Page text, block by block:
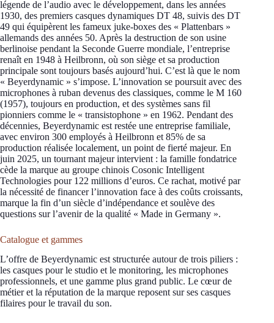
légende de l’audio avec le développement, dans les années
1930, des premiers casques dynamiques DT 48, suivis des DT
49 qui équipèrent les fameux juke-boxes des « Plattenbars »
allemands des années 50. Après la destruction de son usine
berlinoise pendant la Seconde Guerre mondiale, l’entreprise
renaît en 1948 à Heilbronn, où son siège et sa production
principale sont toujours basés aujourd’hui. C’est là que le nom
« Beyerdynamic » s’impose. L’innovation se poursuit avec des
microphones à ruban devenus des classiques, comme le M 160
(1957), toujours en production, et des systèmes sans fil
pionniers comme le « transistophone » en 1962. Pendant des
décennies, Beyerdynamic est restée une entreprise familiale,
avec environ 300 employés à Heilbronn et 85% de sa
production réalisée localement, un point de fierté majeur. En
juin 2025, un tournant majeur intervient : la famille fondatrice
cède la marque au groupe chinois Cosonic Intelligent
Technologies pour 122 millions d’euros. Ce rachat, motivé par
la nécessité de financer l’innovation face à des coûts croissants,
marque la fin d’un siècle d’indépendance et soulève des
questions sur l’avenir de la qualité « Made in Germany ».
Catalogue et gammes
L’offre de Beyerdynamic est structurée autour de trois piliers :
les casques pour le studio et le monitoring, les microphones
professionnels, et une gamme plus grand public. Le cœur de
métier et la réputation de la marque reposent sur ses casques
filaires pour le travail du son.